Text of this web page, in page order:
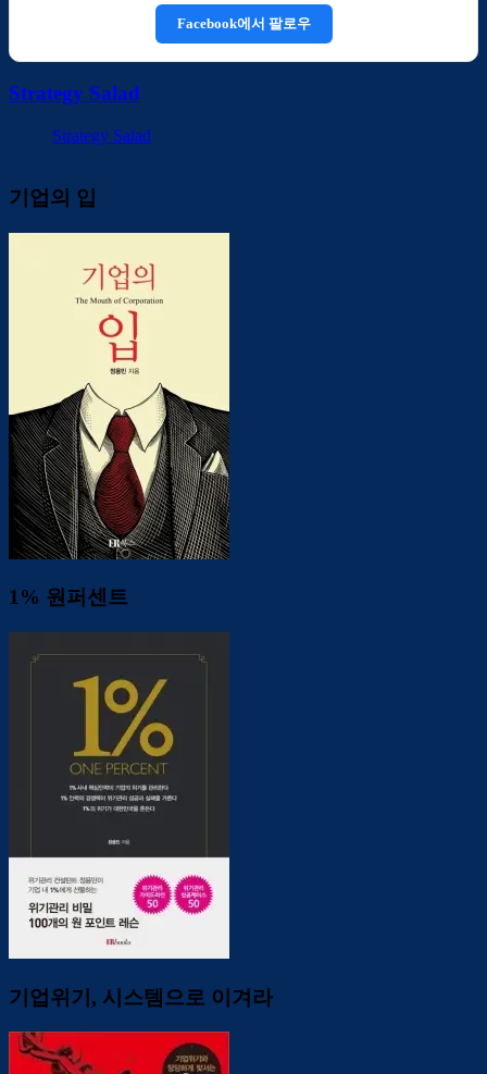
Facebook에서 팔로우
Strategy Salad
Strategy Salad
기업의 입
1% 원퍼센트
기업위기, 시스템으로 이겨라